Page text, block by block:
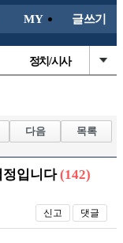
MY 글쓰기
정치/시사
국내축구
다음 목록
정입니다 (142)
신고 댓글